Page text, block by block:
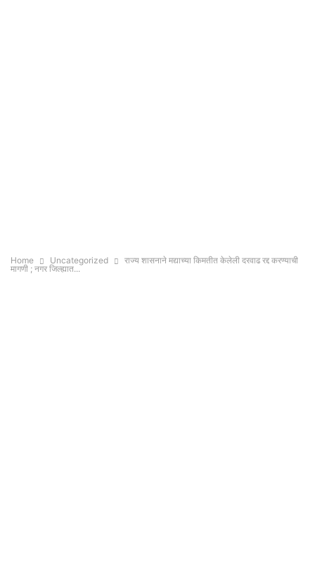
Home Uncategorized
राज्य शासनाने मद्याच्या किमतीत केलेली दरवाढ रद्द करण्याची
मागणी ; नगर जिल्ह्यात...